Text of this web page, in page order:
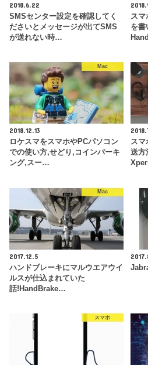
2018.6.22
SMSセンター設定を確認してく
ださいとメッセージが出てSMS
が送れない時…
スマ
を書
Mac
2018.12.13
ロケスマをスマホやPCパソコン
での使い方,せどり,コインパーキ
ング,スー…
スマ
送方
Mac
2017.12.5
ハンドブレーキにマルウエアウイ
ルスが仕込まれていた
話!HandBrake…
スマホ